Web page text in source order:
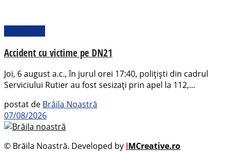
Accident cu victime pe DN21
Joi, 6 august a.c., în jurul orei 17:40, polițiști din cadrul
Serviciului Rutier au fost sesizați prin apel la 112,...
postat de Brăila Noastră
07/08/2026
© Brăila Noastră. Developed by IMCreative.ro